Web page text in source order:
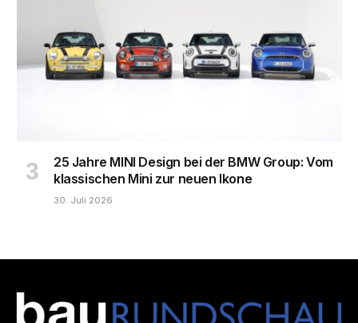
25 Jahre MINI Design bei der BMW Group: Vom
klassischen Mini zur neuen Ikone
30. Juli 2026